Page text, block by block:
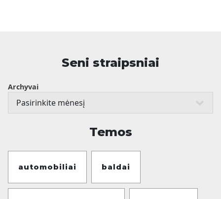
Seni straipsniai
Archyvai
Temos
automobiliai baldai